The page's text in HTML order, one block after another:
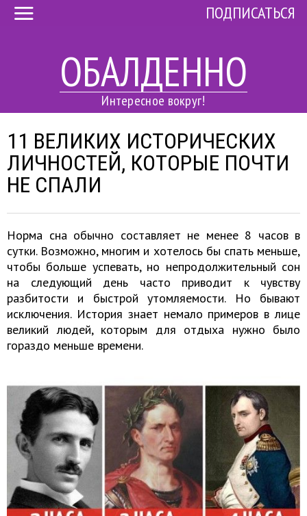
ОБАЛДЕННО
Интересное вокруг!
ПОДПИСАТЬСЯ
11 ВЕЛИКИХ ИСТОРИЧЕСКИХ
ЛИЧНОСТЕЙ, КОТОРЫЕ ПОЧТИ
НЕ СПАЛИ
Норма сна обычно составляет не менее 8 часов в
сутки. Возможно, многим и хотелось бы спать меньше,
чтобы больше успевать, но непродолжительный сон
на следующий день часто приводит к чувству
разбитости и быстрой утомляемости. Но бывают
исключения. История знает немало примеров в лице
великий людей, которым для отдыха нужно было
гораздо меньше времени.